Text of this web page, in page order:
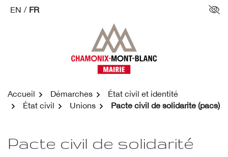
AllerEN / FR
Accueil Démarches
État civil et identité
État civil
Unions Pacte civil de solidarité (pacs)
Pacte civil de solidarité